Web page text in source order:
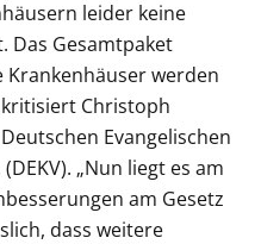
leider keine
Das Gesamtpaket
werden
kritisiert Christoph
Evangelischen
„Nun liegt es am
am Gesetz
dass weitere